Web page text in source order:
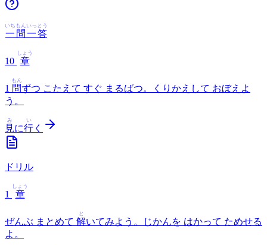
一問一答
いちもんいっとう
10 章
しょう
1 問
もん
ずつ こたえて すぐ まるばつ。くりかえして おぼえよ
う。
見
み
に行
い
く
ドリル
1 章
しょう
ぜんぶ まとめて 解
と
いてみよう。じかんを はかって ためせる
よ。